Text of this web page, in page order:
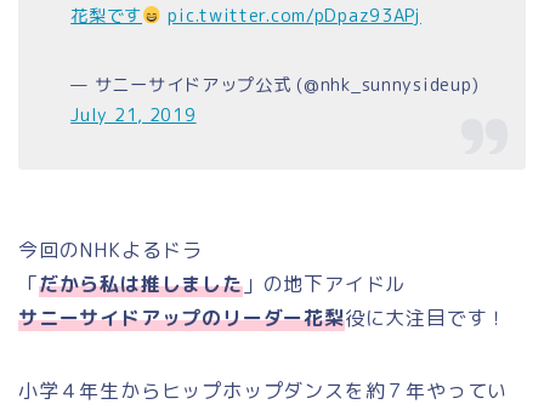
花梨です
pic.twitter.com/pDpaz93APj
— サニーサイドアップ公式 (@nhk_sunnysideup)
July 21, 2019
今回のNHKよるドラ
「だから私は推しました」の地下アイドル
サニーサイドアップのリーダー花梨役に大注目です！
小学４年生からヒップホップダンスを約７年やってい